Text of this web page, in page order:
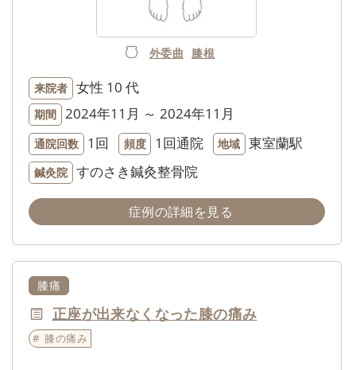
外委曲 膝根
来院者 女性 10 代
期間 2024年11月 ～ 2024年11月
通院回数 1回 頻度 1回通院 地域 東室蘭駅
鍼灸院 すのさき鍼灸整骨院
症例の詳細を見る
膝痛
正座が出来なくなった膝の痛み
膝の痛み